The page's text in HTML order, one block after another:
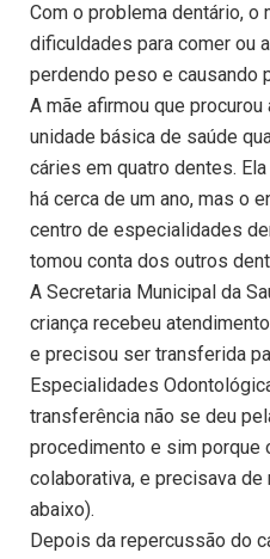
Com o problema dentário, o
dificuldades para comer ou
perdendo peso e causando
A mãe afirmou que
unidade básica de saúde
cáries em quatro dentes.
há cerca de um ano, mas o
centro de especialidades
tomou conta dos outros
A Secretaria Municipal da
criança recebeu
e precisou ser transferida
Especialidades
transferência não se deu
procedimento e sim porque
colaborativa, e precisava
abaixo).
Depois da repercussão do